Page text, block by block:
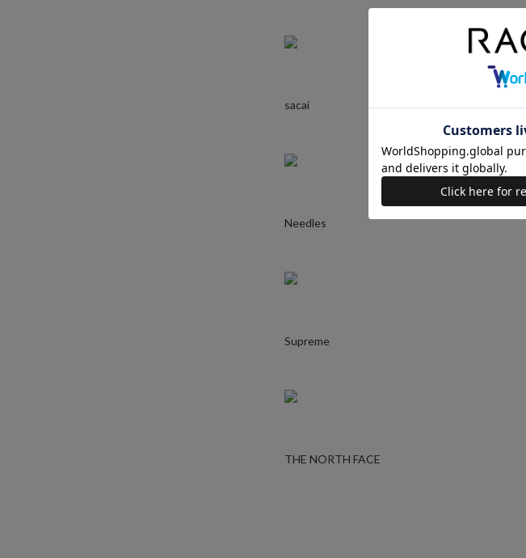
sacai
Needles
Supreme
THE NORTH FACE